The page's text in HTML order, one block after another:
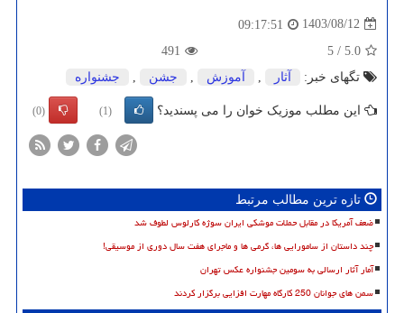
1403/08/12
09:17:51
5.0
/
5
491
تگهای خبر:
آثار , آموزش , جشن , جشنواره
این مطلب موزیک خوان را می پسندید؟ (1)
(0)
تازه ترین مطالب مرتبط
ضعف آمریکا در مقابل حملات موشکی ایران سوژه کارلوس لطوف شد
چند داستان از سامورایی ها، گرمی ها و ماجرای هفت سال دوری از موسیقی!
آمار آثار ارسالی به سومین جشنواره عکس تهران
سمن های جوانان 250 کارگاه مهارت افزایی برگزار کردند